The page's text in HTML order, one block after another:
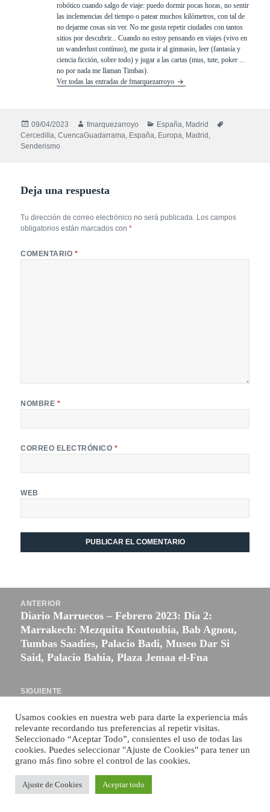
robótico cuando salgo de viaje: puedo dormir pocas horas, no sentir
las inclemencias del tiempo o patear muchos kilómetros, con tal de
no dejarme cosas sin ver. No me gusta repetir ciudades con tantos
sitios por descubrir... Cuando no estoy pensando en viajes (vivo en
un wanderlust contínuo), me gusta ir al gimnasio, leer (fantasía y
ciencia ficción, sobre todo) y jugar a las cartas (mus, tute, poker ...
no por nada me llaman Timbas).
Ver todas las entradas de fmarquezarroyo
Publicado
el
09/04/2023 Autor
fmarquezarroyo Categorías
España, Madrid
Cercedilla,CuencaGuadarrama, España, Europa, Madrid,
Senderismo
Deja una respuesta
Tu dirección de correo electrónico no será publicada. Los campos
obligatorios están marcados con*
COMENTARIO *
NOMBRE *
CORREO ELECTRÓNICO *
WEB
ANTERIOR
Entrada
anterior:
Diario Marruecos – Febrero 2023: Día 2:
Marrakech: Mezquita Koutoubia, Bab Agnou,
Tumbas Saadíes, Palacio Badi, Museo Dar Si
Said, Palacio Bahia, Plaza Jemaa el-Fna
SIGUIENTE
siguiente:
Tajo)
Funciona gracias a WordPress
Usamos cookies en nuestra web para darte la experiencia más
relevante recordando tus preferencias al repetir visitas.
Seleccionado “Aceptar Todo”, consientes el uso de todas las
cookies. Puedes seleccionar "Ajuste de Cookies" para tener un
grano más fino sobre el control de las cookies.
Ajuste de Cookies Aceptar todo